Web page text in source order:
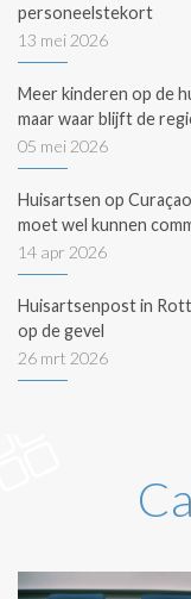
personeelstekort
13 mei 2026
Meer kinderen op de
maar waar blijft de
05 mei 2026
Huisartsen op
moet wel kunnen
14 apr 2026
Huisartsenpost in
op de gevel
26 mrt 2026